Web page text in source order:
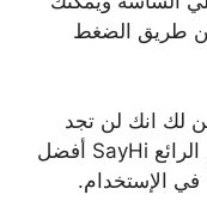
عن طريق الضغط
لك انك لن تجد
تطبيق أفضل و أدق من هذا التطبيق الرائع SayHi أفضل
الإستخدام.